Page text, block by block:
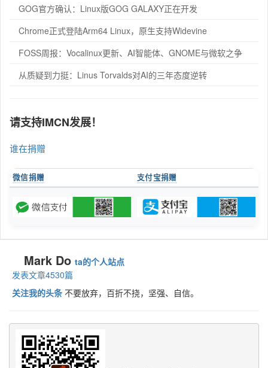
GOG官方确认：Linux版GOG GALAXY正在开发
Chrome正式登陆Arm64 Linux，原生支持Widevine
FOSS周报：Vocalinux更新、AI智能体、GNOME与微软之争
从质疑到力挺：Linus Torvalds对AI的三年态度逆转
请支持IMCN发展！
谁在捐赠
微信捐赠 支付宝捐赠
Mark Do ta的个人站点
发表文章4530篇
关注我的头条 不要放弃，百折不挠，坚强、自信。